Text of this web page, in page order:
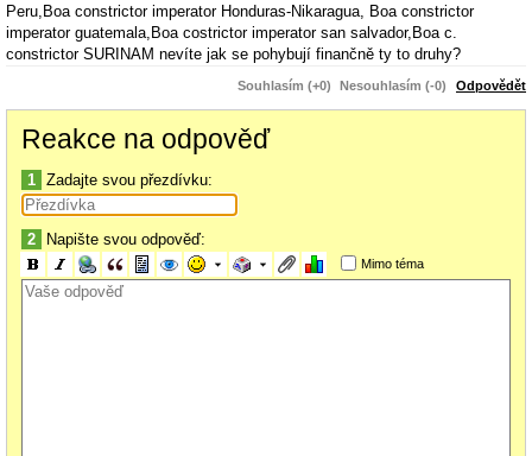
Peru,Boa constrictor imperator Honduras-Nikaragua, Boa constrictor
imperator guatemala,Boa costrictor imperator san salvador,Boa c.
constrictor SURINAM nevíte jak se pohybují finančně ty to druhy?
Souhlasím (+0) Nesouhlasím (-0) Odpovědět
Reakce na odpověď
1 Zadajte svou přezdívku:
2 Napište svou odpověď:
Mimo téma